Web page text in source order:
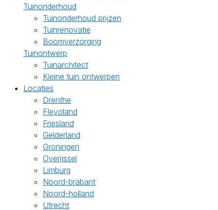
Tuinonderhoud
Tuinonderhoud prijzen
Tuinrenovatie
Boomverzorging
Tuinontwerp
Tuinarchitect
Kleine tuin ontwerpen
Locaties
Drenthe
Flevoland
Friesland
Gelderland
Groningen
Overijssel
Limburg
Noord-brabant
Noord-holland
Utrecht